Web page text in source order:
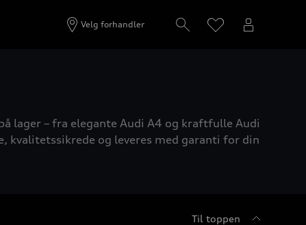
Velg forhandler
lager – fra elegante Audi A4 og kraftfulle Audi
kvalitetssikrede og leveres med garanti for din
Til toppen